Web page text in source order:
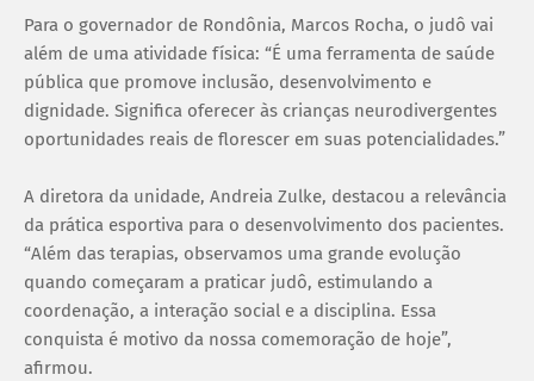
Para o governador de Rondônia, Marcos Rocha, o judô vai
além de uma atividade física: “É uma ferramenta de saúde
pública que promove inclusão, desenvolvimento e
dignidade. Significa oferecer às crianças neurodivergentes
oportunidades reais de florescer em suas potencialidades.”
A diretora da unidade, Andreia Zulke, destacou a relevância
da prática esportiva para o desenvolvimento dos pacientes.
“Além das terapias, observamos uma grande evolução
quando começaram a praticar judô, estimulando a
coordenação, a interação social e a disciplina. Essa
conquista é motivo da nossa comemoração de hoje”,
afirmou.